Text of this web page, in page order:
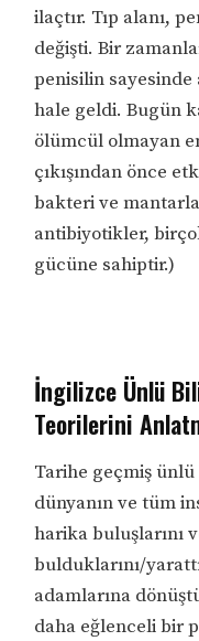
ilaçtır. Tıp alanı,
değişti. Bir
penisilin
hale geldi. Bugün
ölümcül olmayan
çıkışından önce
bakteri ve
antibiyotikler,
gücüne sahiptir.)
İngilizce Ünlü
Teorilerini
Tarihe geçmiş
dünyanın ve tüm
harika buluşlarını
bulduklarını/
adamlarına
daha eğlenceli bir